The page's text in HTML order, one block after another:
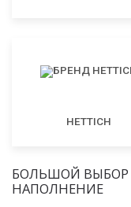
HETTICH
БОЛЬШОЙ
НАПОЛНЕНИЕ